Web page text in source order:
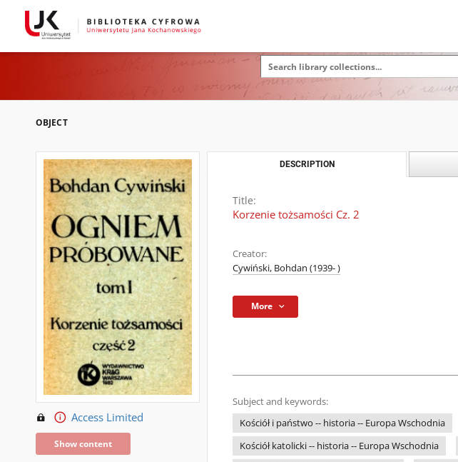
OBJECT
Access Limited
Show content
DESCRIPTION
Title:
Korzenie tożsamości Cz. 2
Creator:
Cywiński, Bohdan (1939- )
More
Subject and keywords:
Kościół i państwo -- historia -- Europa Wschodnia
Kościół katolicki -- historia -- Europa Wschodnia